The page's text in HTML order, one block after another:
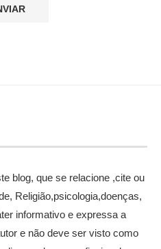
blog, que se relacione ,cite ou
Religião,psicologia,doenças,
informativo e expressa a
e não deve ser visto como